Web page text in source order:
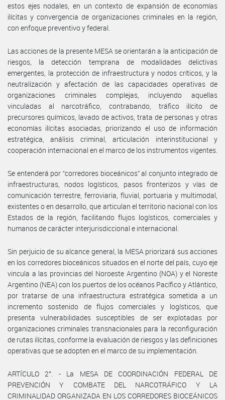
estos ejes nodales, en un contexto de expansión de economías
ilícitas y convergencia de organizaciones criminales en la región,
con enfoque preventivo y federal.
Las acciones de la presente MESA se orientarán a la anticipación de
riesgos, la detección temprana de modalidades delictivas
emergentes, la protección de infraestructura y nodos críticos, y la
neutralización y afectación de las capacidades operativas de
organizaciones criminales complejas, incluyendo aquellas
vinculadas al narcotráfico, contrabando, tráfico ilícito de
precursores químicos, lavado de activos, trata de personas y otras
economías ilícitas asociadas, priorizando el uso de información
estratégica, análisis criminal, articulación interinstitucional y
cooperación internacional en el marco de los instrumentos vigentes.
Se entenderá por “corredores bioceánicos” al conjunto integrado de
infraestructuras, nodos logísticos, pasos fronterizos y vías de
comunicación terrestre, ferroviaria, fluvial, portuaria y multimodal,
existentes o en desarrollo, que articulan el territorio nacional con los
Estados de la región, facilitando flujos logísticos, comerciales y
humanos de carácter interjurisdiccional e internacional.
Sin perjuicio de su alcance general, la MESA priorizará sus acciones
en los corredores bioceánicos situados en el norte del país, cuyo eje
vincula a las provincias del Noroeste Argentino (NOA) y el Noreste
Argentino (NEA) con los puertos de los océanos Pacífico y Atlántico,
por tratarse de una infraestructura estratégica sometida a un
incremento sostenido de flujos comerciales y logísticos, que
presenta vulnerabilidades susceptibles de ser explotadas por
organizaciones criminales transnacionales para la reconfiguración
de rutas ilícitas, conforme la evaluación de riesgos y las definiciones
operativas que se adopten en el marco de su implementación.
ARTÍCULO 2°. - La MESA DE COORDINACIÓN FEDERAL DE
PREVENCIÓN Y COMBATE DEL NARCOTRÁFICO Y LA
CRIMINALIDAD ORGANIZADA EN LOS CORREDORES BIOCEÁNICOS